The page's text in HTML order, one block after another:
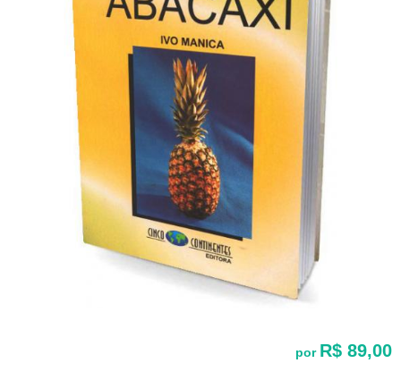
por R$ 89,00